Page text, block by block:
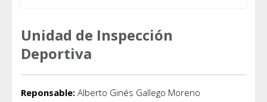
Unidad de Inspección
Deportiva
Reponsable: Alberto Ginés Gallego Moreno